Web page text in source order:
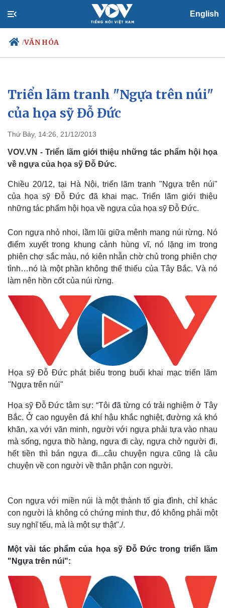
English
/VĂN HÓA
Chính trị
Đảng
Tổ chức nhân sự
Nhận diện sự thật
Xã hội
Việc làm
Triển lãm tranh "Ngựa trên núi"
của họa sỹ Đỗ Đức
Thứ Bảy, 14:26, 21/12/2013
VOV.VN - Triển lãm giới thiệu những tác phẩm hội họa
về ngựa của họa sỹ Đỗ Đức.
Chiều 20/12, tại Hà Nội, triển lãm tranh "Ngựa trên núi"
của họa sỹ Đỗ Đức đã khai mạc. Triển lãm giới thiệu
những tác phẩm hội họa về ngựa của họa sỹ Đỗ Đức.
Con ngựa nhỏ nhoi, lầm lũi giữa mênh mang núi rừng. Nó
điểm xuyết trong khung cảnh hùng vĩ, nó lặng im trong
phiên chợ sắc màu, nó kiên nhẫn chờ chủ trong phiên chợ
tình…nó là một phần không thể thiếu của Tây Bắc. Và nó
làm nên hồn cốt của núi rừng.
Họa sỹ Đỗ Đức phát biểu trong buổi khai mạc triển lãm
"Ngựa trên núi"
Họa sỹ Đỗ Đức tâm sự: “Tôi đã từng có trải nghiệm ở Tây
Bắc. Ở cao nguyên đá khí hậu khắc nghiệt, đường xá khó
khăn, xa với văn minh, người với ngựa phải tựa vào nhau
mà sống, ngựa thồ hàng, ngựa đi cày, ngựa chở người đi,
hết tiền thì bán ngựa đi...câu chuyện ngựa cũng là câu
chuyện về con người về thân phận con người.
Con ngựa với miền núi là một thành tố gia đình, chỉ khác
con người là không có chứng minh thư, đó không phải một
suy nghĩ tếu, mà là một sự thật"./.
Một vài tác phẩm của họa sỹ Đỗ Đức trong triển lãm
"Ngựa trên núi":